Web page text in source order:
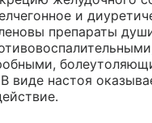
и
препараты
виде настоя